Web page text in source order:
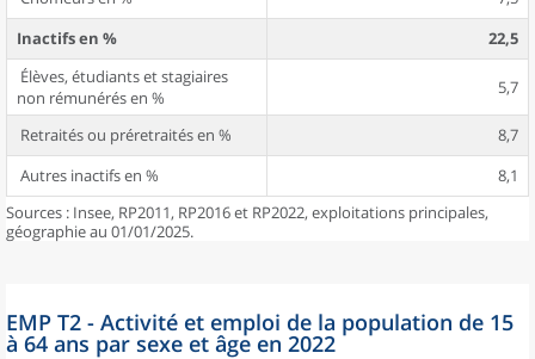
Inactifs en %
22,5
Élèves, étudiants et stagiaires
non rémunérés en %
5,7
Retraités ou préretraités en %
8,7
Autres inactifs en %
8,1
Sources : Insee, RP2011, RP2016 et RP2022, exploitations principales,
géographie au 01/01/2025.
EMP T2 - Activité et emploi de la population de 15
à 64 ans par sexe et âge en 2022